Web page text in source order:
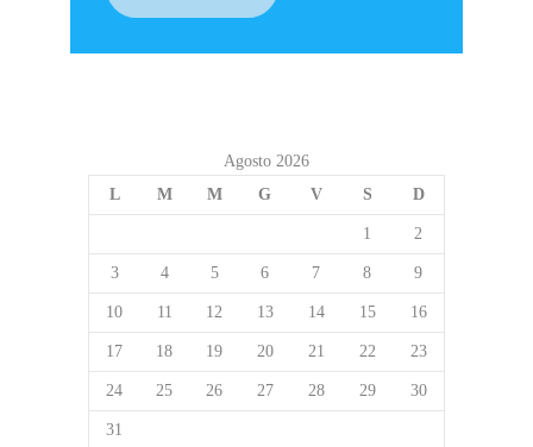
Agosto 2026
L
M M G V S D
1 2
3 4 5 6 7 8 9
10 11 12 13 14 15 16
17 18 19 20 21 22 23
24 25 26 27 28 29 30
31